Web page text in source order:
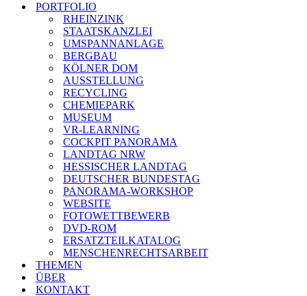
PORTFOLIO
RHEINZINK
STAATSKANZLEI
UMSPANNANLAGE
BERGBAU
KÖLNER DOM
AUSSTELLUNG
RECYCLING
CHEMIEPARK
MUSEUM
VR-LEARNING
COCKPIT PANORAMA
LANDTAG NRW
HESSISCHER LANDTAG
DEUTSCHER BUNDESTAG
PANORAMA-WORKSHOP
WEBSITE
FOTOWETTBEWERB
DVD-ROM
ERSATZTEILKATALOG
MENSCHENRECHTSARBEIT
THEMEN
ÜBER
KONTAKT